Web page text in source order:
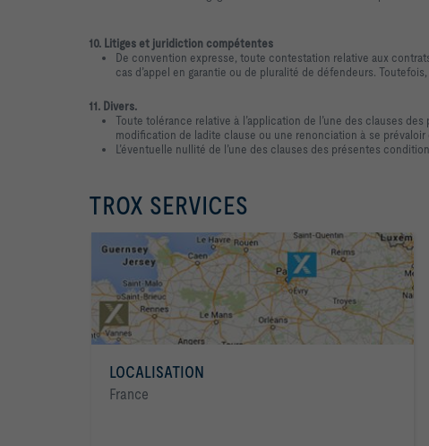
10. Litiges et juridiction compétentes
De convention expresse, toute contestation relative aux
cas d’appel en garantie ou de pluralité de défendeurs.
11. Divers.
Toute tolérance relative à l’application de l’une des clauses
modification de ladite clause ou une renonciation à se
L’éventuelle nullité de l’une des clauses des présentes
TROX SERVICES
LOCALISATION
France